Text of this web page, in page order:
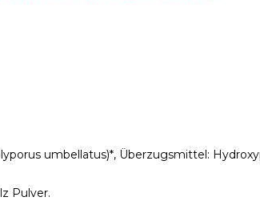
umbellatus)*, Überzugsmittel:
Pulver.